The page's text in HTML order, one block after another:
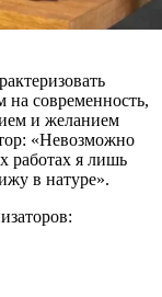
на современность,
и желанием
«Невозможно
работах я лишь
в натуре».